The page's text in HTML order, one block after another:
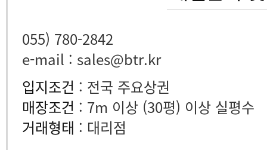
055) 780-2842
e-mail : sales@btr.kr
입지조건 : 전국 주요상권
매장조건 : 7m 이상 (30평) 이상 실평수
거래형태 : 대리점